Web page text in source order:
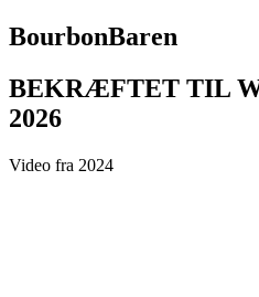
BourbonBaren
BEKRÆFTET TIL
2026
Video fra 2024